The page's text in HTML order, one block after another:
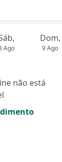
Ago
Dom,
9 Ago
não está